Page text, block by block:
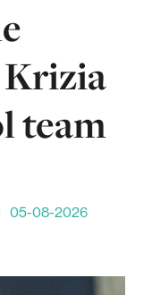
Krizia
team
05-08-2026